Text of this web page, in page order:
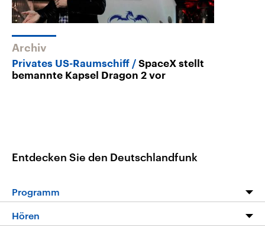
Archiv
Privates US-Raumschiff
SpaceX stellt
bemannte Kapsel Dragon 2 vor
Entdecken Sie den Deutschlandfunk
Programm
Hören